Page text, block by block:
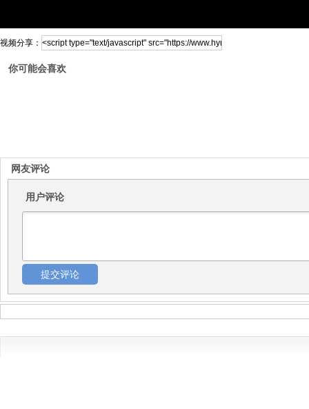
视频分享：
你可能会喜欢
网友评论
用户评论